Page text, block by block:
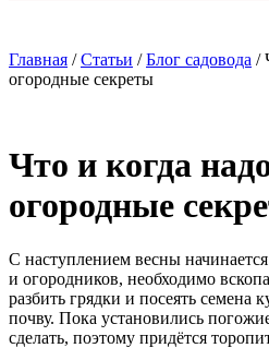
Главная /Статьи /Блог садовода /
огородные секреты
Что и когда
огородные
С наступлением весны
и огородников, необходимо
разбить грядки и посеять семена
почву. Пока установились
сделать, поэтому придётся